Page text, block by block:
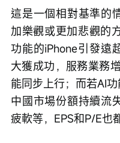
這是一個相對基準的
加樂觀或更加悲觀的
功能的iPhone引發遠
大獲成功，服務業務
能同步上行；而若AI
中國市場份額持續流
疲軟等，EPS和P/E也